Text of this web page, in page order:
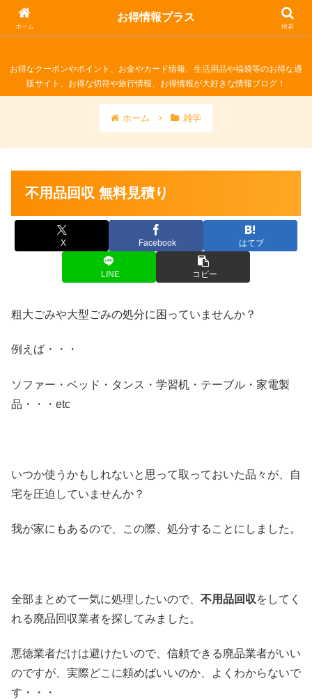
お得情報プラス
お得なクーポンやポイント、お金やカード情報、生活用品や福袋等のお得な通
販サイト、お得な切符や旅行情報、お得情報が大好きな情報ブログ！
ホーム 雑学
不用品回収 無料見積り
X Facebook はてブ
LINE コピー
粗大ごみや大型ごみの処分に困っていませんか？
例えば・・・
ソファー・ベッド・タンス・学習机・テーブル・家電製
品・・・etc
いつか使うかもしれないと思って取っておいた品々が、自
宅を圧迫していませんか？
我が家にもあるので、この際、処分することにしました。
全部まとめて一気に処理したいので、 不用品回収 をしてく
れる廃品回収業者を探してみました。
悪徳業者だけは避けたいので、信頼できる廃品業者がいい
のですが、実際どこに頼めばいいのか、よくわからないで
す・・・
ホーム
お得情報プラス
検索